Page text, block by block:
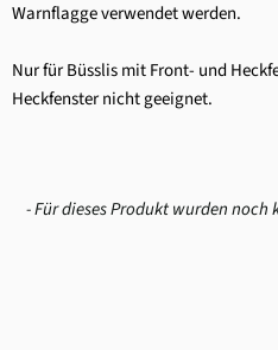
Warnflagge verwendet werden.
Nur für Büsslis mit Front- und
Heckfenster nicht geeignet.
- Für dieses Produkt wurden
New content loaded